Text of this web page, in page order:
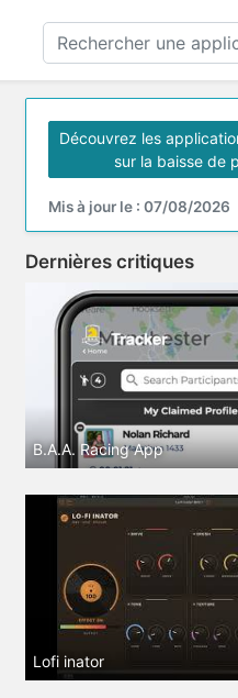
Découvrez les
sur la baisse de
Mis à jour le : 07/08/2026
Dernières critiques
B.A.A. Racing App
Lofi inator